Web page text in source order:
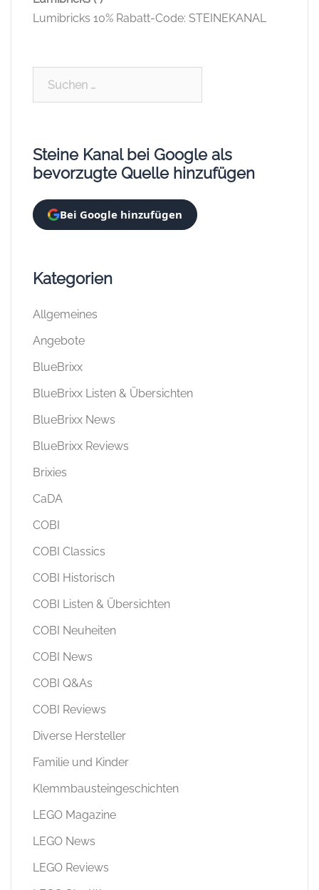
Lumibricks 10% Rabatt-Code: STEINEKANAL
Steine Kanal bei Google als
bevorzugte Quelle hinzufügen
Bei Google hinzufügen
Kategorien
Allgemeines
Angebote
BlueBrixx
BlueBrixx Listen & Übersichten
BlueBrixx News
BlueBrixx Reviews
Brixies
CaDA
COBI
COBI Classics
COBI Historisch
COBI Listen & Übersichten
COBI Neuheiten
COBI News
COBI Q&As
COBI Reviews
Diverse Hersteller
Familie und Kinder
Klemmbausteingeschichten
LEGO Magazine
LEGO News
LEGO Reviews